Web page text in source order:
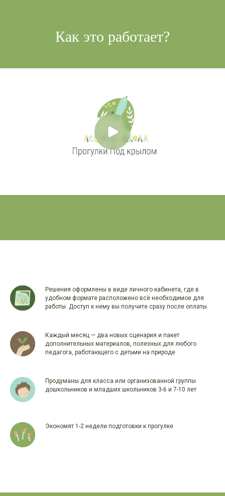
Как это работает?
Решения оформлены в виде личного кабинета, где в
удобном формате расположено всё необходимое для
работы. Доступ к нему вы получите сразу после оплаты.
Каждый месяц — два новых сценария и пакет
дополнительных материалов, полезных для любого
педагога, работающего с детьми на природе
Продуманы для класса или организованной группы
дошкольников и младших школьников 3-6 и 7-10 лет
Экономят 1-2 недели подготовки к прогулке